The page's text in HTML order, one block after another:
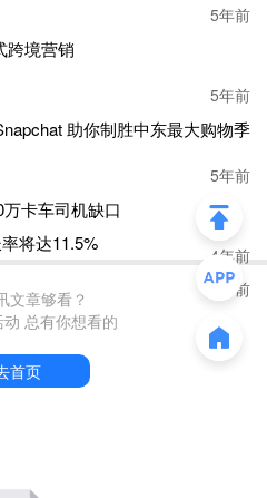
5年前
跨境营销
5年前
助你制胜中东最大购物季
5年前
卡车司机缺口
4年前
将达11.5%
4年前
文章够看？
总有你想看的
首页